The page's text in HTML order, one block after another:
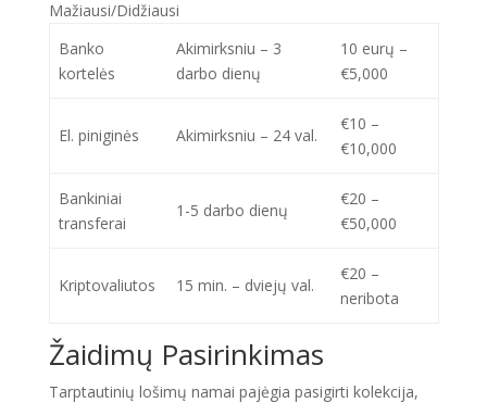
Mažiausi/Didžiausi
Banko
kortelės
Akimirksniu – 3
darbo dienų
10 eurų –
€5,000
El. piniginės Akimirksniu – 24 val.
€10 –
€10,000
Bankiniai
transferai
1-5 darbo dienų
€20 –
€50,000
Kriptovaliutos 15 min. – dviejų val.
€20 –
neribota
Žaidimų Pasirinkimas
Tarptautinių lošimų namai pajėgia pasigirti kolekcija,